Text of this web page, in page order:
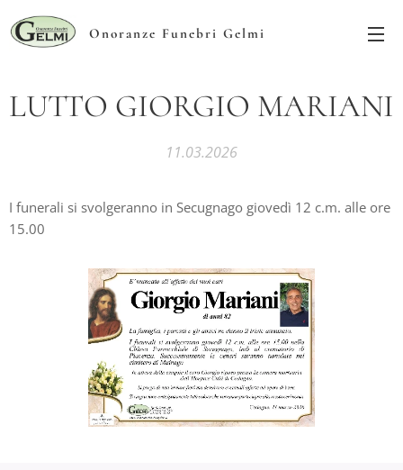
Onoranze Funebri Gelmi
LUTTO GIORGIO MARIANI
11.03.2026
I funerali si svolgeranno in Secugnago giovedì 12 c.m. alle ore
15.00